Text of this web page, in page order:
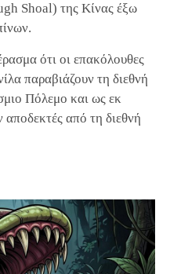
Shoal) της Κίνας έξω
ότι οι επακόλουθες
παραβιάζουν τη διεθνή
Πόλεμο και ως εκ
αποδεκτές από τη διεθνή